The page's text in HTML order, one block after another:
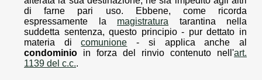
di farne pari uso. Ebbene, come ricorda
espressamente la magistratura tarantina nella
suddetta sentenza, questo principio - pur dettato in
materia dicomunione - si applica anche al
condominio in forza del rinvio contenuto nell'art.
1139 del c.c..